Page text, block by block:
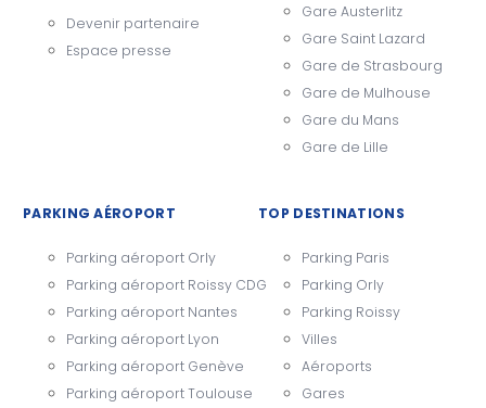
Devenir partenaire
Espace presse
Gare Austerlitz
Gare Saint Lazard
Gare de Strasbourg
Gare de Mulhouse
Gare du Mans
Gare de Lille
PARKING AÉROPORT
Parking aéroport Orly
Parking aéroport Roissy CDG
Parking aéroport Nantes
Parking aéroport Lyon
Parking aéroport Genève
Parking aéroport Toulouse
TOP DESTINATIONS
Parking Paris
Parking Orly
Parking Roissy
Villes
Aéroports
Gares